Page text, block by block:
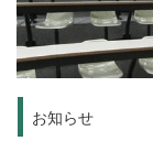
お知らせ